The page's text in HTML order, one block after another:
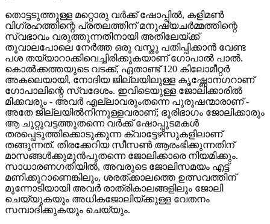
തൊട്ടടുത്തുള്ള മറ്റൊരു വർക്ക് ഷോപ്പിൽ, കളിമൺ
വിഗ്രഹത്തിന്റെ പ്രതലത്തിന് മനുഷ്യചർമ്മത്തിന്റെ
സ്വഭാവം വരുത്തുന്നതിനായി അതിലേയ്ക്ക്
തൂവാലപോലെ നേർത്ത ഒരു വസ്തു പതിപ്പിക്കാൻ വേണ്ട
പശ തയ്യാറാക്കിവെച്ചിരിക്കുകയാണ് ഗോപാൽ പാൽ.
കൊൽക്കത്തയുടെ വടക്ക്, ഏതാണ്ട് 120 കിലോമീറ്റർ
അകലെയായി, നോദിയ ജില്ലയിലുള്ള കൃഷ്ണോനഗറാണ്
ഗോപാലിന്റെ സ്വദേശം. ഇവിടെയുള്ള ജോലിക്കാരിൽ
മിക്കവരും - അവർ എല്ലാവരുംതന്നെ പുരുഷന്മാരാണ് -
അതേ ജില്ലയിൽനിന്നുള്ളവരാണ്; ഭൂരിഭാഗം ജോലിക്കാരും
ആ ചുറ്റുവട്ടത്തുതന്നെ വർക്ക് ഷോപ്പുടമകൾ
തരപ്പെടുത്തിക്കൊടുക്കുന്ന ക്വാട്ടേഴ്‌സുകളിലാണ്
തങ്ങുന്നത്. തിരക്കേറിയ സീസൺ ആരംഭിക്കുന്നതിന്
മാസങ്ങൾക്കുമുൻപുതന്നെ ജോലിക്കാരെ നിയമിക്കും.
സാധാരണഗതിയിൽ, അവരുടെ ജോലിസമയം എട്ട്
മണിക്കൂറാണെങ്കിലും, ശരത്ക്കാലത്തെ ഉത്സവത്തിന്
മുന്നോടിയായി അവർ രാത്രികാലങ്ങളിലും ജോലി
ചെയ്യുകയും അധികജോലിയ്ക്കുള്ള വേതനം
സമ്പാദിക്കുകയും ചെയ്യും.